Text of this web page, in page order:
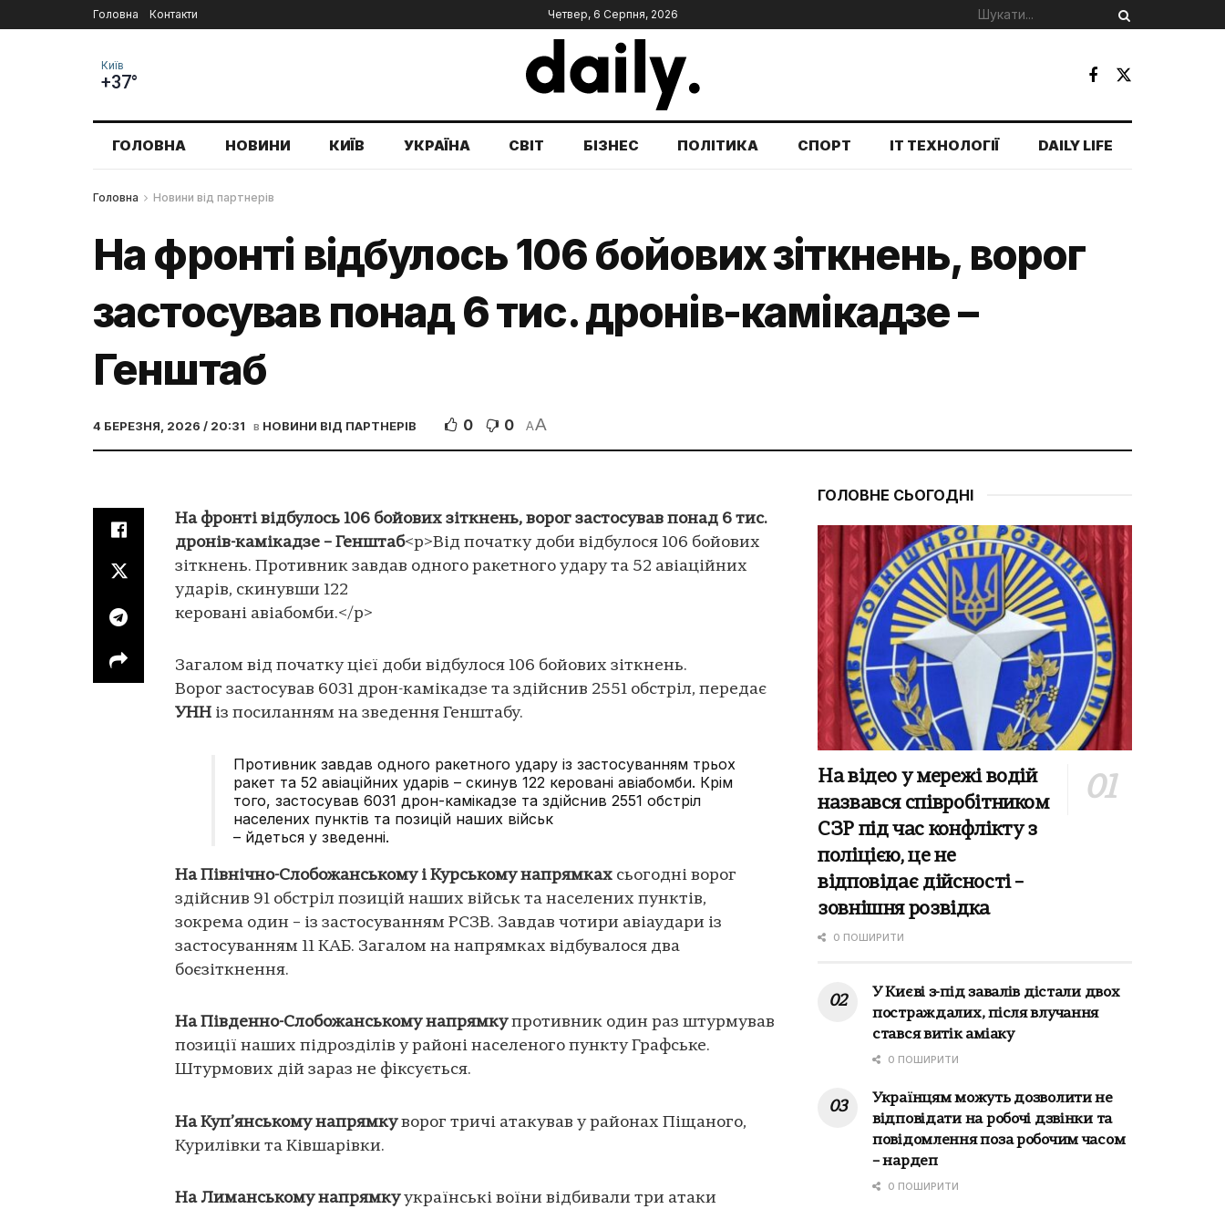
Головна Контакти Четвер, 6 Серпня, 2026
Київ
+37°
ГОЛОВНА НОВИНИ КИЇВ УКРАЇНА СВІТ БІЗНЕС ПОЛІТИКА СПОРТ IT ТЕХНОЛОГІЇ DAILY LIFE
Головна Новини від партнерів
На фронті відбулось 106 бойових зіткнень, ворог
застосував понад 6 тис. дронів-камікадзе –
Генштаб
4 БЕРЕЗНЯ, 2026 / 20:31 в НОВИНИ ВІД ПАРТНЕРІВ 0 0 AA
На фронті відбулось 106 бойових зіткнень, ворог застосував понад 6 тис.
дронів-камікадзе – Генштаб<p>Від початку доби відбулося 106 бойових
зіткнень. Противник завдав одного ракетного удару та 52 авіаційних
ударів, скинувши 122
керовані авіабомби.</p>
Загалом від початку цієї доби відбулося 106 бойових зіткнень.
Ворог застосував 6031 дрон-камікадзе та здійснив 2551 обстріл, передає
УНН із посиланням на зведення Генштабу.
Противник завдав одного ракетного удару із застосуванням трьох
ракет та 52 авіаційних ударів – скинув 122 керовані авіабомби. Крім
того, застосував 6031 дрон-камікадзе та здійснив 2551 обстріл
населених пунктів та позицій наших військ
– йдеться у зведенні.
На Північно-Слобожанському і Курському напрямках сьогодні ворог
здійснив 91 обстріл позицій наших військ та населених пунктів,
зокрема один – із застосуванням РСЗВ. Завдав чотири авіаудари із
застосуванням 11 КАБ. Загалом на напрямках відбувалося два
боєзіткнення.
На Південно-Слобожанському напрямкупротивник один раз штурмував
позиції наших підрозділів у районі населеного пункту Графське.
Штурмових дій зараз не фіксується.
На Куп’янському напрямкуворог тричі атакував у районах Піщаного,
Курилівки та Ківшарівки.
На Лиманському напрямкуукраїнські воїни відбивали три атаки
ГОЛОВНЕ СЬОГОДНІ
На відео у мережі водій
назвався співробітником
СЗР під час конфлікту з
поліцією, це не
відповідає дійсності –
зовнішня розвідка
0 ПОШИРИТИ
У Києві з-під завалів дістали двох
постраждалих, після влучання
стався витік аміаку
0 ПОШИРИТИ
Українцям можуть дозволити не
відповідати на робочі дзвінки та
повідомлення поза робочим часом
– нардеп
0 ПОШИРИТИ